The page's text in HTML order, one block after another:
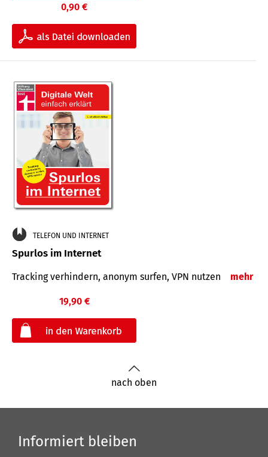
0,90 €
TELEFON UND INTERNET
Spurlos im Internet
Tracking verhindern, anonym surfen, VPN nutzen mehr
19,90 €
nach oben
Informiert bleiben